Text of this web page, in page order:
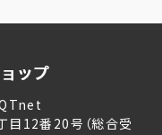
12番20号（総合受